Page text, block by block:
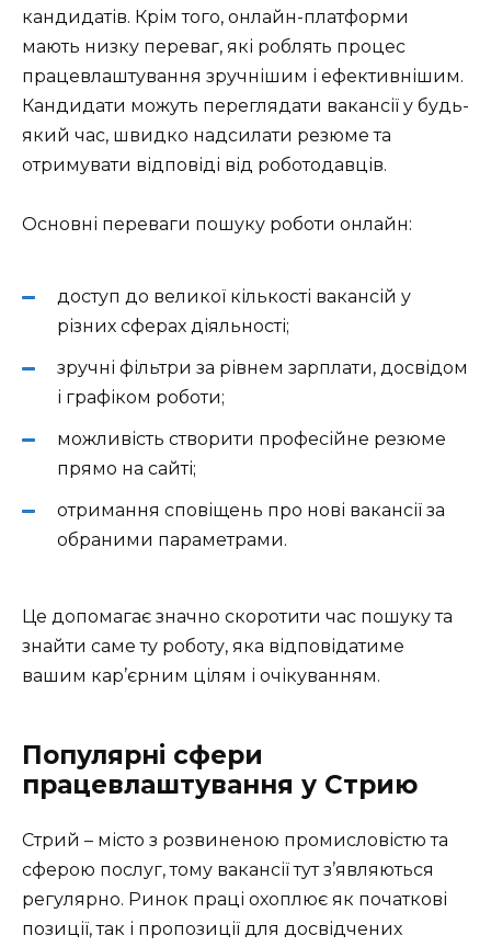
кандидатів. Крім того, онлайн-платформи
мають низку переваг, які роблять процес
працевлаштування зручнішим і ефективнішим.
Кандидати можуть переглядати вакансії у будь-
який час, швидко надсилати резюме та
отримувати відповіді від роботодавців.
Основні переваги пошуку роботи онлайн:
доступ до великої кількості вакансій у
різних сферах діяльності;
зручні фільтри за рівнем зарплати, досвідом
і графіком роботи;
можливість створити професійне резюме
прямо на сайті;
отримання сповіщень про нові вакансії за
обраними параметрами.
Це допомагає значно скоротити час пошуку та
знайти саме ту роботу, яка відповідатиме
вашим кар’єрним цілям і очікуванням.
Популярні сфери
працевлаштування у Стрию
Стрий – місто з розвиненою промисловістю та
сферою послуг, тому вакансії тут з’являються
регулярно. Ринок праці охоплює як початкові
позиції, так і пропозиції для досвідчених